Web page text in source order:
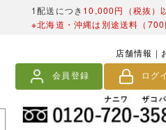
1配送につき 10,000円（税抜）
※北海道・沖縄は別途送料（
店舗情報 |
会員登録
ログ